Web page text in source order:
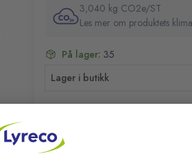
3,040 kg CO2e/ST
Les mer om produktets
På lager: 35
Lager i butikk
RELATERTE PRODUKTER